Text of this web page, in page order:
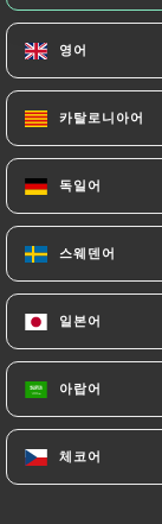
메뉴
영어
카탈로니아어
독일어
스웨덴어
일본어
아랍어
체코어
/
연락처
영어
카탈로니아어
독일어
스웨덴어
일본어
아랍어
체코어